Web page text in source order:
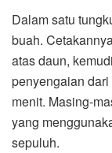
Dalam satu
buah.
atas daun,
penyengaian
menit. Masing-
yang
sepuluh.